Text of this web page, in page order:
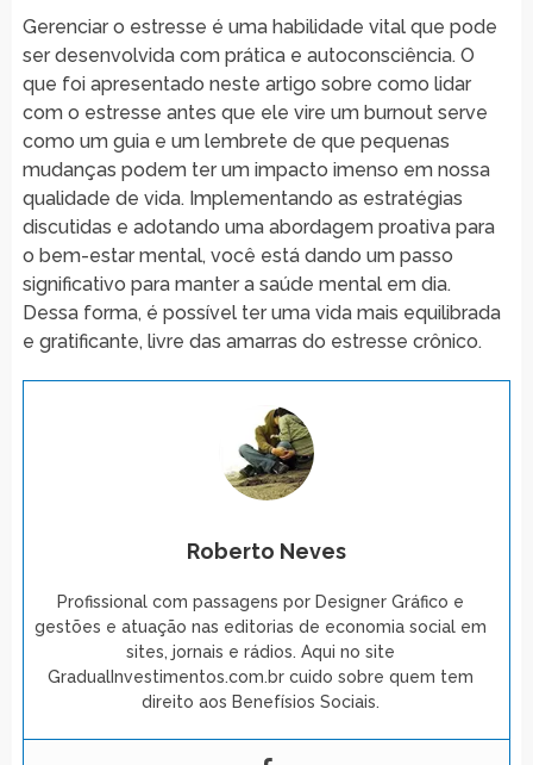
Gerenciar o estresse é uma habilidade vital que pode
ser desenvolvida com prática e autoconsciência. O
que foi apresentado neste artigo sobre como lidar
com o estresse antes que ele vire um burnout serve
como um guia e um lembrete de que pequenas
mudanças podem ter um impacto imenso em nossa
qualidade de vida. Implementando as estratégias
discutidas e adotando uma abordagem proativa para
o bem-estar mental, você está dando um passo
significativo para manter a saúde mental em dia.
Dessa forma, é possível ter uma vida mais equilibrada
e gratificante, livre das amarras do estresse crônico.
Roberto Neves
Profissional com passagens por Designer Gráfico e
gestões e atuação nas editorias de economia social em
sites, jornais e rádios. Aqui no site
GradualInvestimentos.com.br cuido sobre quem tem
direito aos Benefísios Sociais.